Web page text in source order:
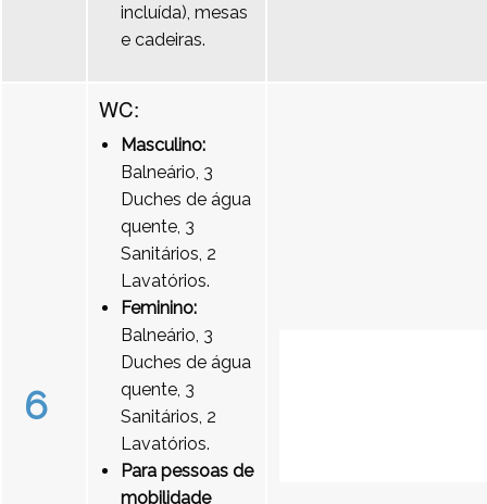
incluída), mesas
e cadeiras.
6
WC:
Masculino:
Balneário, 3
Duches de água
quente, 3
Sanitários, 2
Lavatórios.
Feminino:
Balneário, 3
Duches de água
quente, 3
Sanitários, 2
Lavatórios.
Para pessoas de
mobilidade